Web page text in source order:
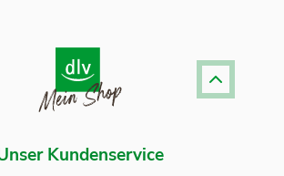
Kundenservice